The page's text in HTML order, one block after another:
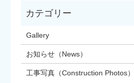
Gallery
お知らせ（News）
工事写真（Construction Photos）